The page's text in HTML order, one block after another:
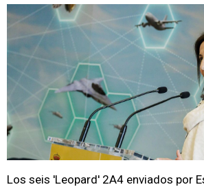
Los seis 'Leopard' 2A4 enviados por